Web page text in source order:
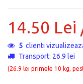
5 clienti
Transport: 26.9 lei
(26.9 lei primele 10 kg,